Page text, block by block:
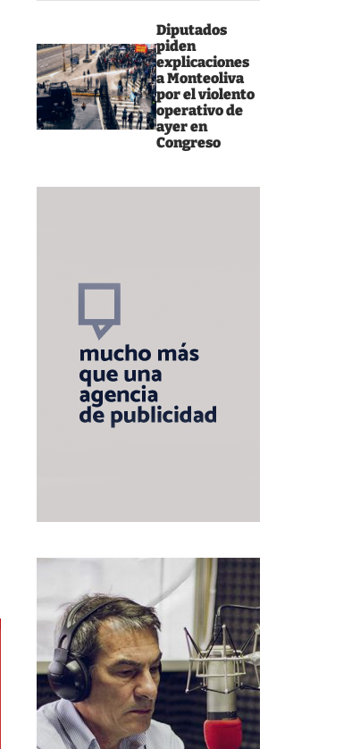
Diputados
piden
explicaciones
a Monteoliva
por el violento
operativo de
ayer en
Congreso